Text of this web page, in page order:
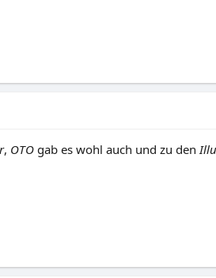
, OTO gab es wohl auch und zu den